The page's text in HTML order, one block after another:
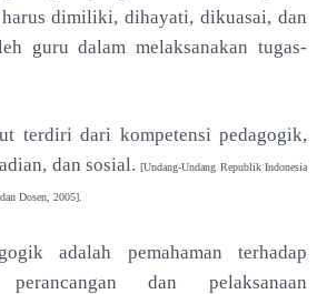
dimiliki, dihayati, dikuasai, dan
guru dalam melaksanakan tugas-
terdiri dari kompetensi pedagogik,
dan sosial.[Undang-Undang Republik Indonesia
Dosen, 2005].
adalah pemahaman terhadap
dan pelaksanaan